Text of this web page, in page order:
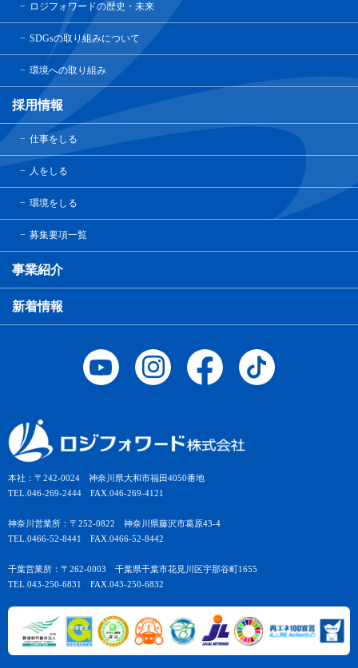
本社：〒242-0024 神奈川県大和市福田4050番地
TEL.046-269-2444 FAX.046-269-4121
神奈川営業所：〒252-0822 神奈川県藤沢市葛原43-4
TEL.0466-52-8441 FAX.0466-52-8442
千葉営業所：〒262-0003 千葉県千葉市花見川区宇那谷町1655
TEL.043-250-6831 FAX.043-250-6832
ロジフォワードの歴史・未来
SDGsの取り組みについて
環境への取り組み
採用情報
仕事をしる
人をしる
環境をしる
募集要項一覧
事業紹介
新着情報